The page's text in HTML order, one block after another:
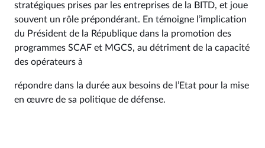
stratégiques prises par les entreprises de la BITD, et joue
souvent un rôle prépondérant. En témoigne l’implication
du Président de la République dans la promotion des
programmes SCAF et MGCS, au détriment de la capacité
des opérateurs à
répondre dans la durée aux besoins de l’Etat pour la mise
en œuvre de sa politique de défense.